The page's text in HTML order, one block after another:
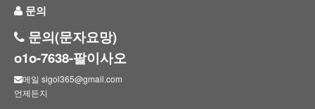
문의
문의(문자요망)
o1o-7638-팔이사오
메일 sigol365@gmail.com
언제든지